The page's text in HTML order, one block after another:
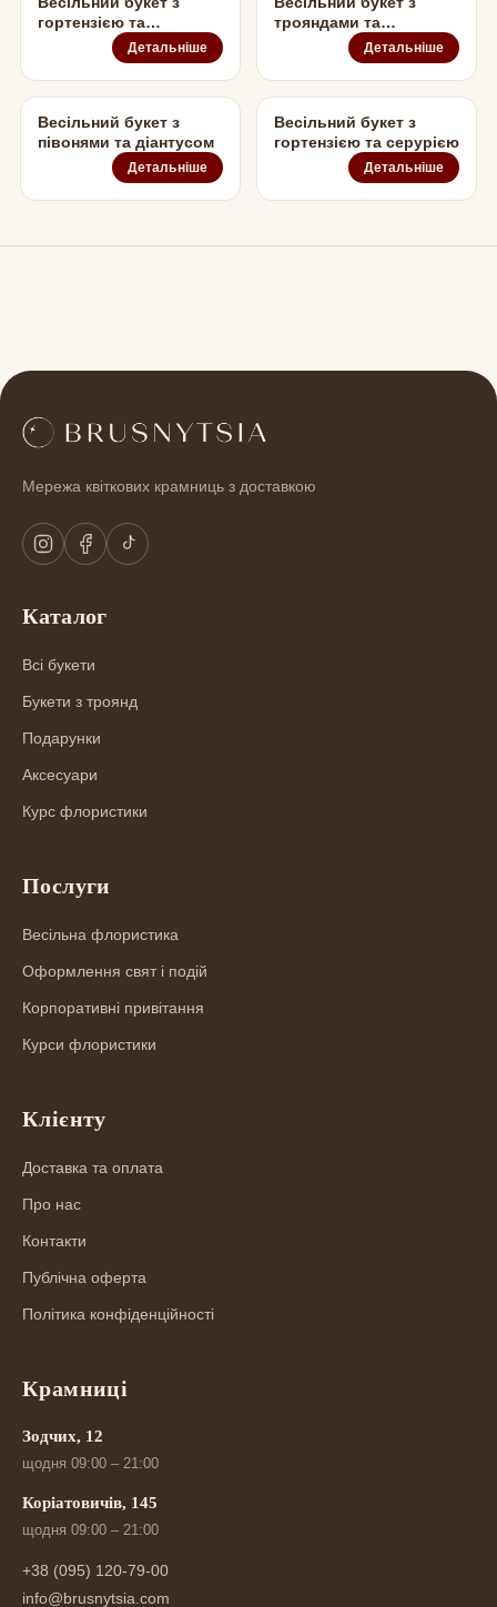
гортензією та
півоніями
Детальніше
трояндами та
астільбою
Детальніше
Весільний букет з
півонями та діантусом
Детальніше
Весільний букет з
гортензією та серурією
Детальніше
Мережа квіткових крамниць з доставкою
Каталог
Всі букети
Букети з троянд
Подарунки
Аксесуари
Курс флористики
Послуги
Весільна флористика
Оформлення свят і подій
Корпоративні привітання
Курси флористики
Клієнту
Доставка та оплата
Про нас
Контакти
Публічна оферта
Політика конфіденційності
Крамниці
Зодчих, 12
щодня 09:00 – 21:00
Коріатовичів, 145
щодня 09:00 – 21:00
+38 (095) 120-79-00
info@brusnytsia.com